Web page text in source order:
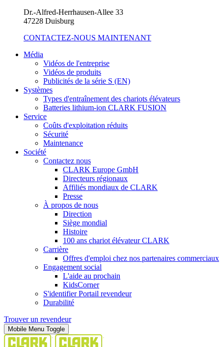
Dr.-Alfred-Herrhausen-Allee 33
47228 Duisburg
CONTACTEZ-NOUS MAINTENANT
Média
Vidéos de l'entreprise
Vidéos de produits
Publicités de la série S (EN)
Systèmes
Types d'entraînement des chariots élévateurs
Batteries lithium-ion CLARK FUSION
Service
Coûts d'exploitation réduits
Sécurité
Maintenance
Société
Contactez nous
CLARK Europe GmbH
Directeurs régionaux
Affiliés mondiaux de CLARK
Presse
À propos de nous
Direction
Siège mondial
Histoire
100 ans chariot élévateur CLARK
Carrière
Offres d'emploi chez nos partenaires commerciaux
Engagement social
L'aide au prochain
KidsCorner
S'identifier Portail revendeur
Durabilité
Trouver un revendeur
Mobile Menu Toggle